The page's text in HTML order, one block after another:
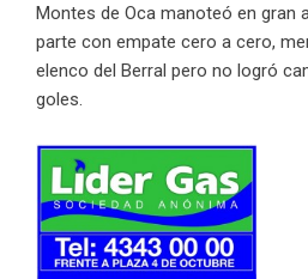
Montes de Oca manoteó en gran
parte con empate cero a cero,
elenco del Berral pero no logró
goles.